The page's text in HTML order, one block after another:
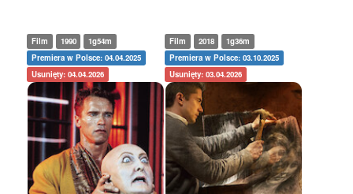
Film 1990
1g54m
Premiera w Polsce: 04.04.2025
Usunięty: 04.04.2026
Film 2018
1g36m
Premiera w Polsce: 03.10.2025
Usunięty: 03.04.2026